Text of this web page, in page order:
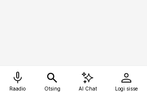
Raadio Otsing AI Chat Logi sisse